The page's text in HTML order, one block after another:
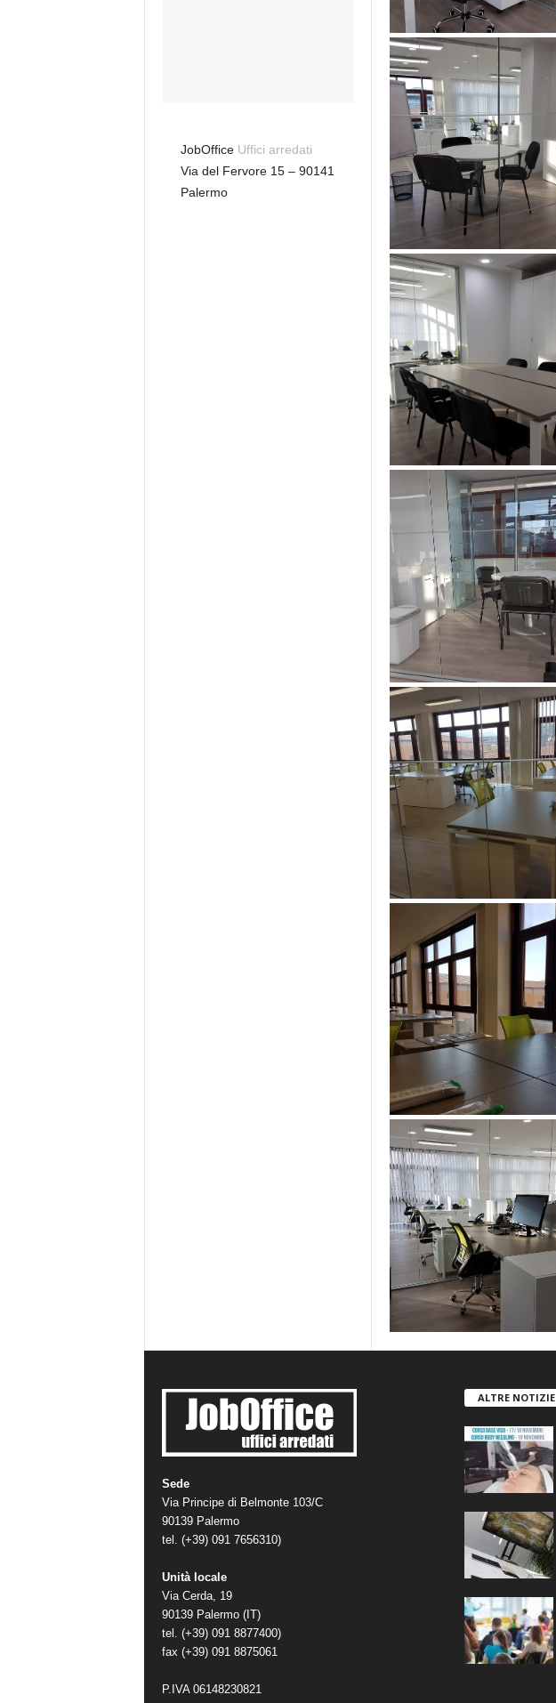
JobOffice Uffici arredati
Via del Fervore 15 – 90141
Palermo
Sede
Via Principe di Belmonte 103/C
90139 Palermo
tel. (+39) 091 7656310)
Unità locale
Via Cerda, 19
90139 Palermo (IT)
tel. (+39) 091 8877400)
fax (+39) 091 8875061
P.IVA 06148230821
ALTRE NOTIZIE